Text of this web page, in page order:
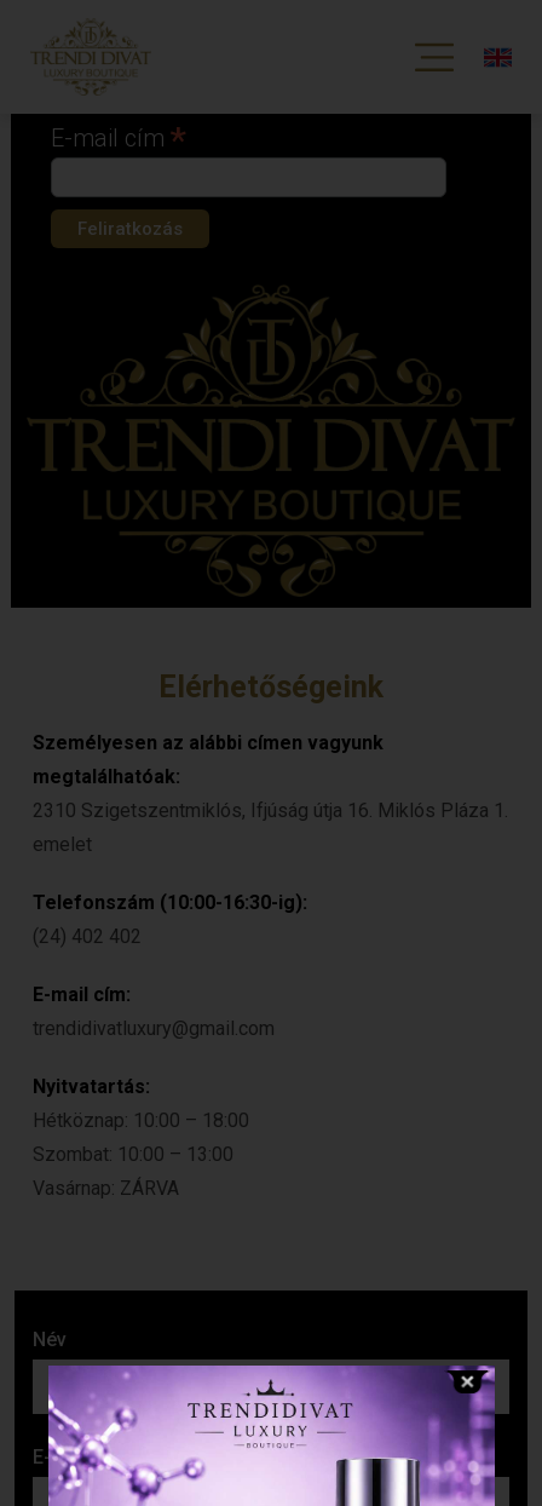
Iratkozz fel hírlevelünkre!
*
E-mail cím*
Név
E-mail cím
Elérhetőségeink
Személyesen az alábbi címen vagyunk
megtalálhatóak:
2310 Szigetszentmiklós, Ifjúság útja 16. Miklós Pláza 1.
emelet
Telefonszám (10:00-16:30-ig):
(24) 402 402
E-mail cím:
trendidivatluxury@gmail.com
Nyitvatartás:
Hétköznap: 10:00 – 18:00
Szombat: 10:00 – 13:00
Vasárnap: ZÁRVA